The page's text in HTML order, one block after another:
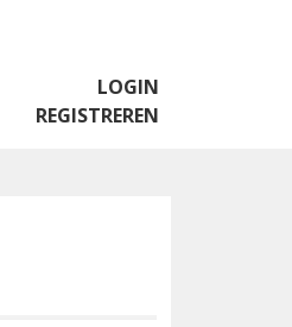
LOGIN
REGISTREREN